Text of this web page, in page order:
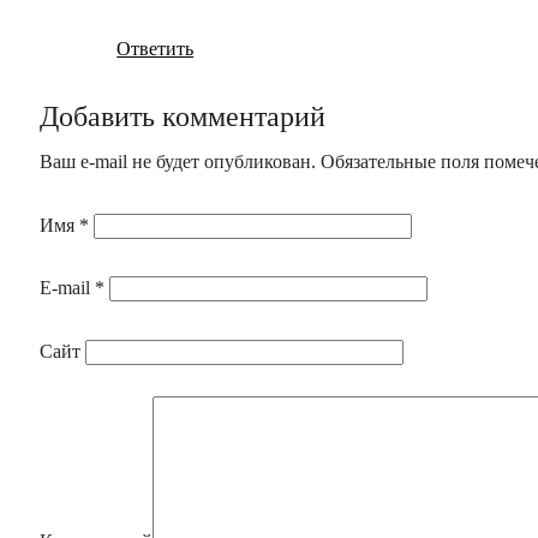
Ответить
Добавить комментарий
Ваш e-mail не будет опубликован. Обязательные поля
Имя *
E-mail *
Сайт